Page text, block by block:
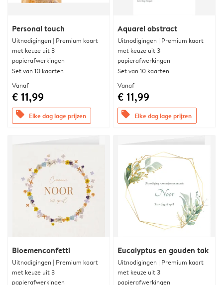
Personal touch
Uitnodigingen | Premium kaart
met keuze uit 3
papierafwerkingen
Set van 10 kaarten
Vanaf
€ 11,99
offers Elke dag lage prijzen
Aquarel abstract
Uitnodigingen | Premium kaart
met keuze uit 3
papierafwerkingen
Set van 10 kaarten
Vanaf
€ 11,99
offers Elke dag lage prijzen
Bloemenconfetti
Uitnodigingen | Premium kaart
met keuze uit 3
papierafwerkingen
Eucalyptus en gouden tak
Uitnodigingen | Premium kaart
met keuze uit 3
papierafwerkingen